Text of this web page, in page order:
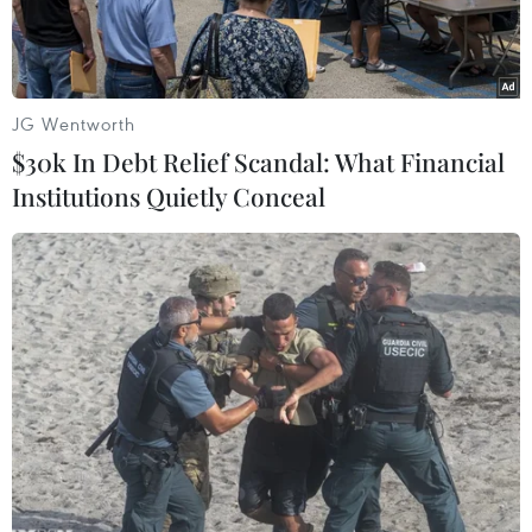
Ảnh minh họa. (Nguồn: Vietnam+)
Theo bản tin phòng chống dịch COVID-19 ngày
23/5 của Bộ Y tế, cả nước có 1.438 ca mắc mới,
tăng hơn 200 ca so với ngày trước đó.
JG Wentworth
$30k In Debt Relief Scandal: What Financial
Institutions Quietly Conceal